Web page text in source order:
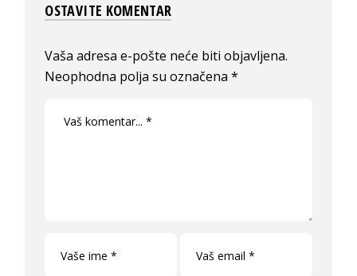
OSTAVITE KOMENTAR
Vaša adresa e-pošte neće biti objavljena.
Neophodna polja su označena*